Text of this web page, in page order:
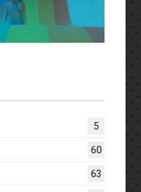
5
60
63